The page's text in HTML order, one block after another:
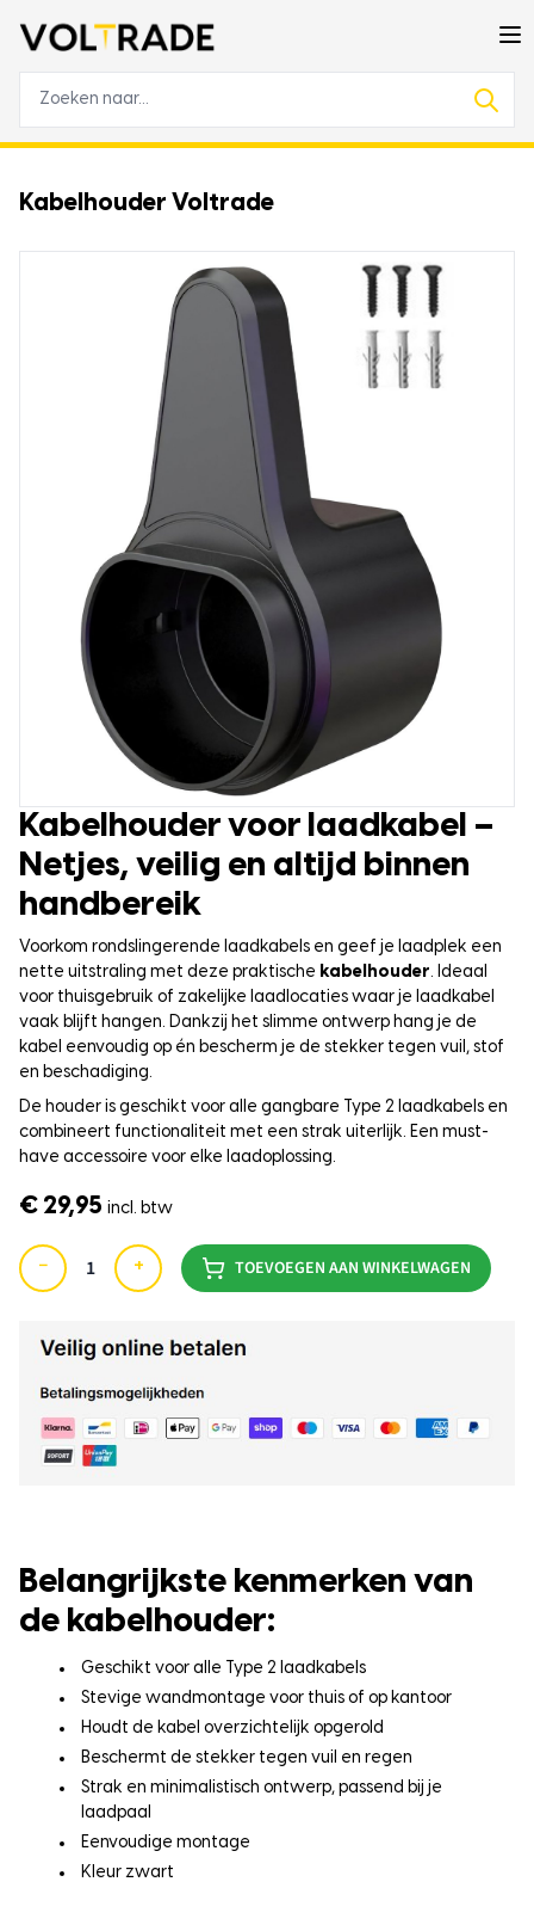
Belangrijkste kenmerken van
de kabelhouder:
Geschikt voor alle Type 2 laadkabels
Stevige wandmontage voor thuis of op kantoor
Houdt de kabel overzichtelijk opgerold
Beschermt de stekker tegen vuil en regen
Strak en minimalistisch ontwerp, passend bij je
laadpaal
Eenvoudige montage
Kleur zwart
Kabelhouder Voltrade
Kabelhouder voor laadkabel –
Netjes, veilig en altijd binnen
handbereik
Voorkom rondslingerende laadkabels en geef je laadplek een
nette uitstraling met deze praktische kabelhouder. Ideaal
voor thuisgebruik of zakelijke laadlocaties waar je laadkabel
vaak blijft hangen. Dankzij het slimme ontwerp hang je de
kabel eenvoudig op én bescherm je de stekker tegen vuil, stof
en beschadiging.
De houder is geschikt voor alle gangbare Type 2 laadkabels en
combineert functionaliteit met een strak uiterlijk. Een must-
have accessoire voor elke laadoplossing.
€ 29,95 incl. btw
− + TOEVOEGEN AAN WINKELWAGEN